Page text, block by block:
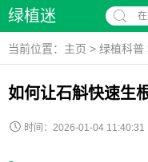
绿植迷
当前位置： 主页 > 绿植科普
如何让石斛快速生
时间：2026-01-04 11:40:31